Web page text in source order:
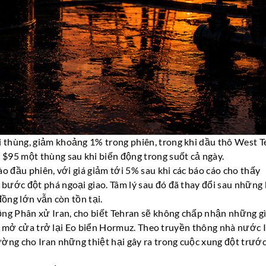
giảm khoảng 1% trong phiên, trong khi dầu thô West
một thùng sau khi biến động trong suốt cả ngày.
đầu phiên, với giá giảm tới 5% sau khi các báo cáo cho thấy
đột phá ngoại giao. Tâm lý sau đó đã thay đổi sau những
lớn vẫn còn tồn tại.
Phân xử Iran, cho biết Tehran sẽ không chấp nhận những
cửa trở lại Eo biển Hormuz. Theo truyền thông nhà nước
cho Iran những thiệt hại gây ra trong cuộc xung đột